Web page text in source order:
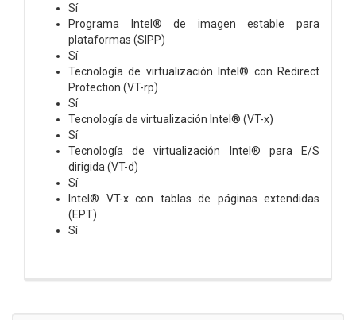
Sí
Programa Intel® de imagen estable para
plataformas (SIPP)
Sí
Tecnología de virtualización Intel® con Redirect
Protection (VT-rp)
Sí
Tecnología de virtualización Intel® (VT-x)
Sí
Tecnología de virtualización Intel® para E/S
dirigida (VT-d)
Sí
Intel® VT-x con tablas de páginas extendidas
(EPT)
Sí